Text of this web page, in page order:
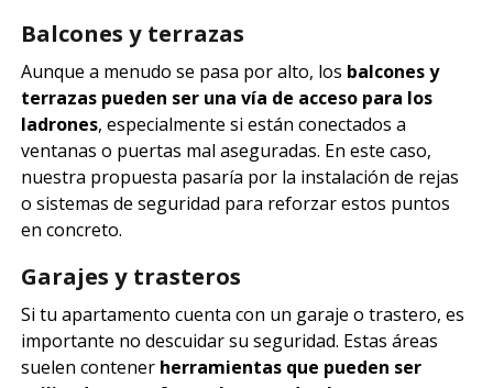
Balcones y terrazas
Aunque a menudo se pasa por alto, los balcones y
terrazas pueden ser una vía de acceso para los
ladrones, especialmente si están conectados a
ventanas o puertas mal aseguradas. En este caso,
nuestra propuesta pasaría por la instalación de rejas
o sistemas de seguridad para reforzar estos puntos
en concreto.
Garajes y trasteros
Si tu apartamento cuenta con un garaje o trastero, es
importante no descuidar su seguridad. Estas áreas
suelen contener herramientas que pueden ser